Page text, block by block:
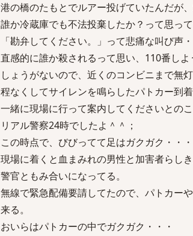
港の橋のたもとでルアー投げていたんだが
誰か冷蔵庫でも不法投棄したか？って思っ
「勘弁してください。」って悲痛な叫び声
直感的に誰か殺されるって思い、110番し
しょうがないので、近くのコンビニまで無
程なくしてサイレンを鳴らしたパトカー到着
一緒に現場に行って案内してくださいとのこ
リアル警察24時でしたよ＾＾；
この時点で、びびってて足はガクガク・・・
現場に着くと血まみれの男性と加害者らしき
警官ともみ合いになってる。
無線で緊急配備要請してたので、パトカー
来る。
おいらはパトカーの中でガクガク・・・